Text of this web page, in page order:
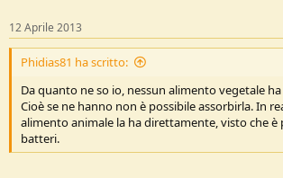
12 Aprile 2013
Phidias81 ha scritto:
Da quanto ne so io, nessun alimento vegetale
Cioè se ne hanno non è possibile assorbirla. In
alimento animale la ha direttamente, visto che
batteri.